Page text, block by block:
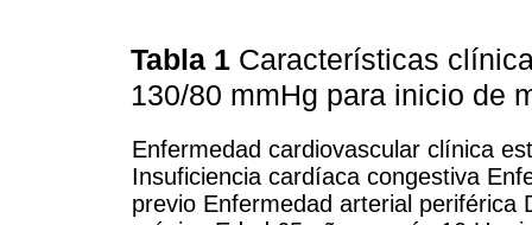
Tabla 1 Características
130/80 mmHg para inicio de
Enfermedad cardiovascular clínica
Insuficiencia cardíaca congestiva
previo Enfermedad arterial periférica